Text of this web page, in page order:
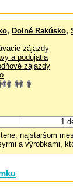
, Dolné Rakúsko,
zájazdy
a podujatia
zájazdy
1
najstaršom
a výrobkami,